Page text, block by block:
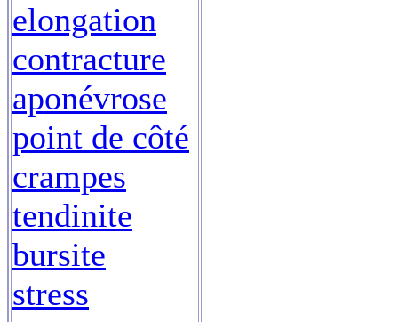
elongation
contracture
aponévrose
point de côté
crampes
tendinite
bursite
stress